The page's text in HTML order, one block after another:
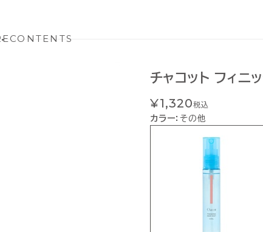
CONTENTS
チャコット フィニ
¥1,320税込
カラー：その他